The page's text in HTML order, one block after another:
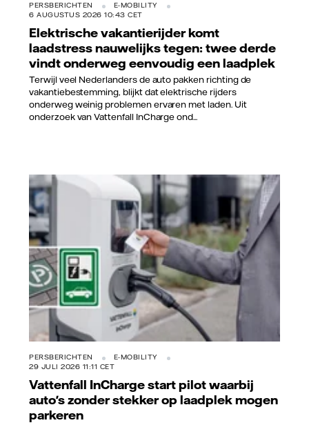
PERSBERICHTEN
E-MOBILITY
6 AUGUSTUS 2026 10:43 CET
Elektrische vakantierijder komt
laadstress nauwelijks tegen: twee derde
vindt onderweg eenvoudig een laadplek
Terwijl veel Nederlanders de auto pakken richting de
vakantiebestemming, blijkt dat elektrische rijders
onderweg weinig problemen ervaren met laden. Uit
onderzoek van Vattenfall InCharge ond...
Vattenfall/Jorrit Lousberg
PERSBERICHTEN
E-MOBILITY
29 JULI 2026 11:11 CET
Vattenfall InCharge start pilot waarbij
auto's zonder stekker op laadplek mogen
parkeren